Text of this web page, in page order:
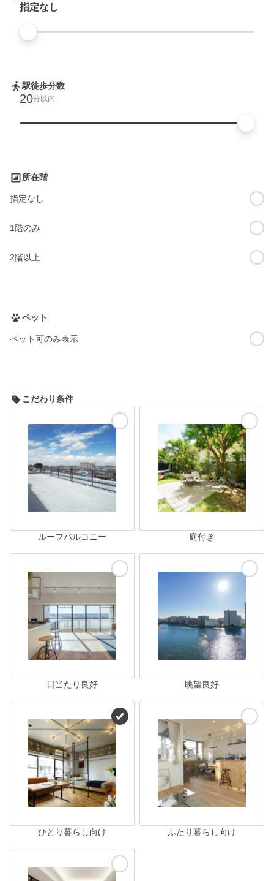
指定なし
駅徒歩分数
20分以内
所在階
指定なし
1階のみ
2階以上
ペット
ペット可のみ表示
こだわり条件
ルーフバルコニー 庭付き
日当たり良好 眺望良好
ひとり暮らし向け ふたり暮らし向け